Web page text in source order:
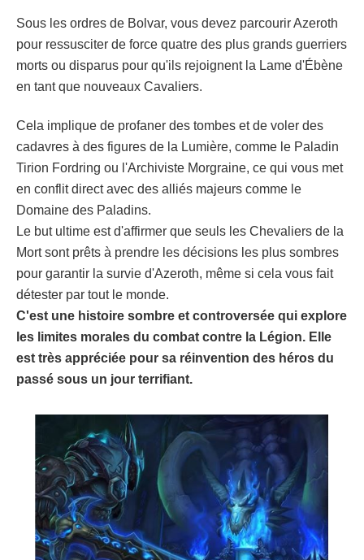
Sous les ordres de Bolvar, vous devez parcourir Azeroth
pour ressusciter de force quatre des plus grands guerriers
morts ou disparus pour qu'ils rejoignent la Lame d'Ébène
en tant que nouveaux Cavaliers.
Cela implique de profaner des tombes et de voler des
cadavres à des figures de la Lumière, comme le Paladin
Tirion Fordring ou l'Archiviste Morgraine, ce qui vous met
en conflit direct avec des alliés majeurs comme le
Domaine des Paladins.
Le but ultime est d'affirmer que seuls les Chevaliers de la
Mort sont prêts à prendre les décisions les plus sombres
pour garantir la survie d'Azeroth, même si cela vous fait
détester par tout le monde.
C'est une histoire sombre et controversée qui explore
les limites morales du combat contre la Légion. Elle
est très appréciée pour sa réinvention des héros du
passé sous un jour terrifiant.